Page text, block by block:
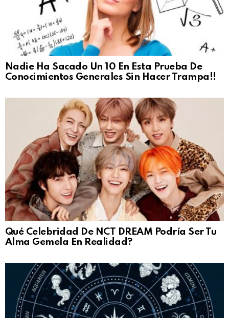
Nadie Ha Sacado Un 10 En Esta Prueba De
Conocimientos Generales Sin Hacer Trampa!!
Qué Celebridad De NCT DREAM Podría Ser Tu
Alma Gemela En Realidad?